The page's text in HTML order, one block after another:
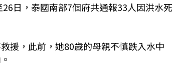
日，泰國南部7個府共通報33人因洪水死
援，此前，她80歲的母親不慎跌入水中